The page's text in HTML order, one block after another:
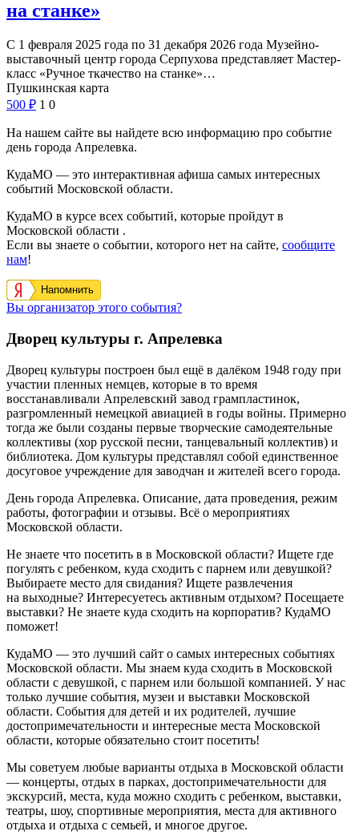
на станке»
С 1 февраля 2025 года по 31 декабря 2026 года Музейно-
выставочный центр города Серпухова представляет Мастер-
класс «Ручное ткачество на станке»…
Пушкинская карта
500 ₽ 1 0
На нашем сайте вы найдете всю информацию про событие
день города Апрелевка.
КудаМО — это интерактивная афиша самых интересных
событий Московской области.
КудаМО в курсе всех событий, которые пройдут в
Московской области .
Если вы знаете о событии, которого нет на сайте, сообщите
нам!
Напомнить
Вы организатор этого события?
Дворец культуры г. Апрелевка
Дворец культуры построен был ещё в далёком 1948 году при
участии пленных немцев, которые в то время
восстанавливали Апрелевский завод грампластинок,
разгромленный немецкой авиацией в годы войны. Примерно
тогда же были созданы первые творческие самодеятельные
коллективы (хор русской песни, танцевальный коллектив) и
библиотека. Дом культуры представлял собой единственное
досуговое учреждение для заводчан и жителей всего города.
День города Апрелевка. Описание, дата проведения, режим
работы, фотографии и отзывы. Всё о мероприятиях
Московской области.
Не знаете что посетить в в Московской области? Ищете где
погулять с ребенком, куда сходить с парнем или девушкой?
Выбираете место для свидания? Ищете развлечения
на выходные? Интересуетесь активным отдыхом? Посещаете
выставки? Не знаете куда сходить на корпоратив? КудаМО
поможет!
КудаМО — это лучший сайт о самых интересных событиях
Московской области. Мы знаем куда сходить в Московской
области с девушкой, с парнем или большой компанией. У нас
только лучшие события, музеи и выставки Московской
области. События для детей и их родителей, лучшие
достопримечательности и интересные места Московской
области, которые обязательно стоит посетить!
Мы советуем любые варианты отдыха в Московской области
— концерты, отдых в парках, достопримечательности для
экскурсий, места, куда можно сходить с ребенком, выставки,
театры, шоу, спортивные мероприятия, места для активного
отдыха и отдыха с семьей, и многое другое.